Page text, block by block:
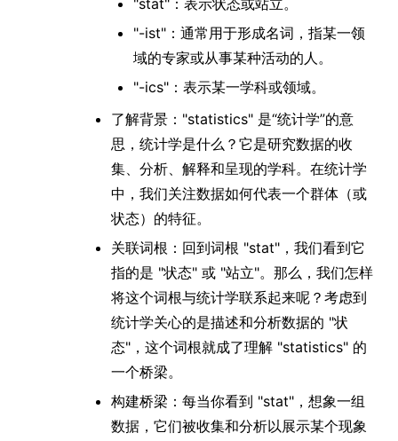
"stat"：表示状态或站立。
"-ist"：通常用于形成名词，指某一领
域的专家或从事某种活动的人。
"-ics"：表示某一学科或领域。
了解背景："statistics" 是“统计学”的意
思，统计学是什么？它是研究数据的收
集、分析、解释和呈现的学科。在统计学
中，我们关注数据如何代表一个群体（或
状态）的特征。
关联词根：回到词根 "stat"，我们看到它
指的是 "状态" 或 "站立"。那么，我们怎样
将这个词根与统计学联系起来呢？考虑到
统计学关心的是描述和分析数据的 "状
态"，这个词根就成了理解 "statistics" 的
一个桥梁。
构建桥梁：每当你看到 "stat"，想象一组
数据，它们被收集和分析以展示某个现象